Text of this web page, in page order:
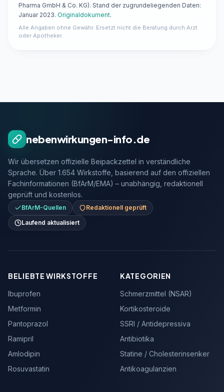
Pharma GmbH & Co. KG). Stand der zugrundeliegenden Daten:
Januar 2023. Originaldokument.
Alle Angaben ohne Gewähr. Ersetzt nicht die Beratung durch Arzt
oder Apotheker.
nebenwirkungen-info.de
Wir übersetzen offizielle Beipackzettel in verständliche
Sprache. Über 1.654 Wirkstoffe, basierend auf den offiziellen
Fachinformationen (BfArM/EMA) – unabhängig, redaktionell
geprüft und kostenlos.
BfArM-Quellen
Redaktionell geprüft
Laufend aktualisiert
BELIEBTE WIRKSTOFFE
Ibuprofen
Metformin
Pantoprazol
Ramipril
Amlodipin
Rosuvastatin
KATEGORIEN
Schmerzmittel (NSAR)
Kortikosteroide
SSRI / Antidepressiva
Antibiotika
Statine / Cholesterinsenker
Antikoagulanzien